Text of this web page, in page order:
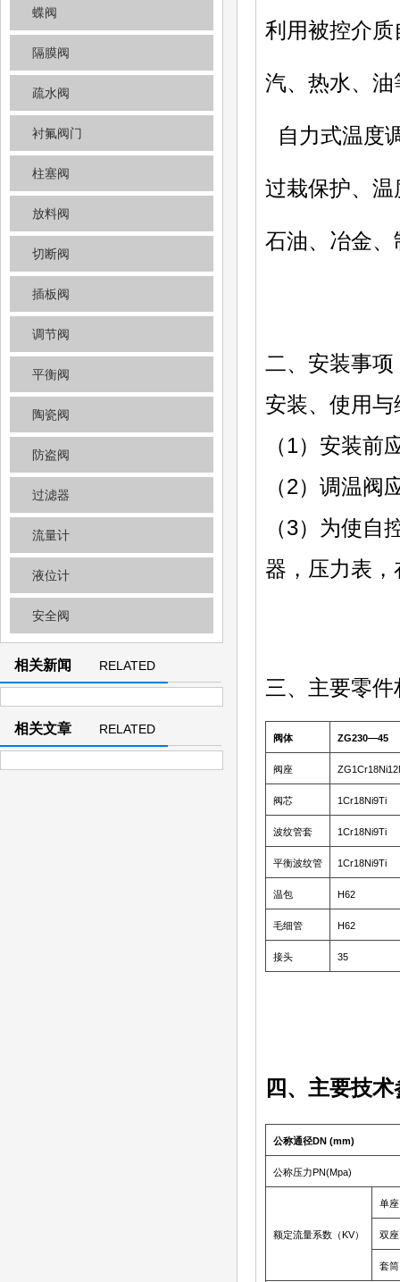
蝶阀
隔膜阀
疏水阀
衬氟阀门
柱塞阀
放料阀
切断阀
插板阀
调节阀
平衡阀
陶瓷阀
防盗阀
过滤器
流量计
液位计
安全阀
相关新闻
RELATED
NEWS
相关文章
RELATED
ARTICLE
利用被控介
汽、热水、
自力式温度
过栽保护、
石油、冶金
二、安装事项
安装、使用与
（1）安装
（2）调温
（3）为使
器，压力表
三、主要零件
阀体 ZG230—45
阀座
阀芯 1Cr18Ni9Ti
波纹管套 1Cr18Ni9Ti
平衡波纹管 1Cr18Ni9Ti
温包 H62
毛细管 H62
接头 35
四、主要技
公称通径DN (mm)
公称压力PN(Mpa)
额定流量系数（KV）
单座
双座
套筒